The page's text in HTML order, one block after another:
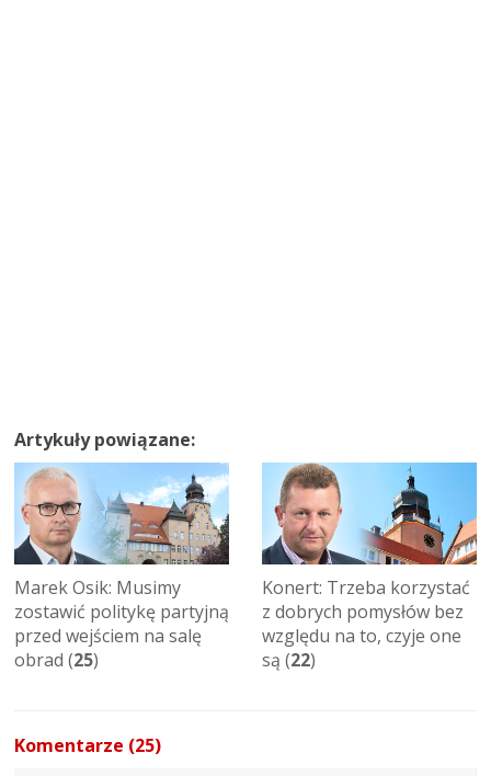
Artykuły powiązane:
Marek Osik: Musimy
zostawić politykę partyjną
przed wejściem na salę
obrad (25)
Konert: Trzeba korzystać
z dobrych pomysłów bez
względu na to, czyje one
są (22)
Komentarze (25)